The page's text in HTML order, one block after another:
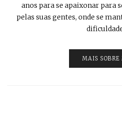
anos para se apaixonar para
pelas suas gentes, onde se
MAIS